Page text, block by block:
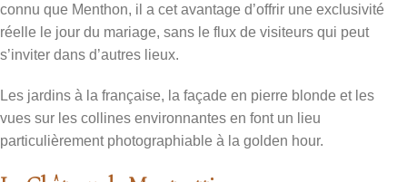
connu que Menthon, il a cet avantage d’offrir une exclusivité
réelle le jour du mariage, sans le flux de visiteurs qui peut
s’inviter dans d’autres lieux.
Les jardins à la française, la façade en pierre blonde et les
vues sur les collines environnantes en font un lieu
particulièrement photographiable à la golden hour.